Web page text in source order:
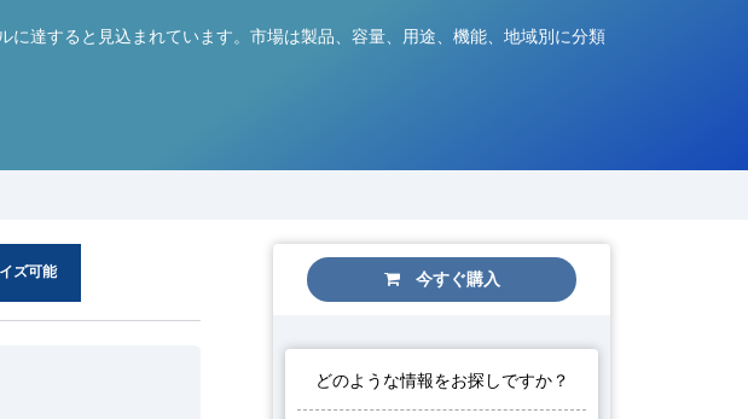
達すると見込まれています。市場は製品、容量、用途、機能、地域別に分類
ズ可能 今すぐ購入
どのような情報をお探しですか？